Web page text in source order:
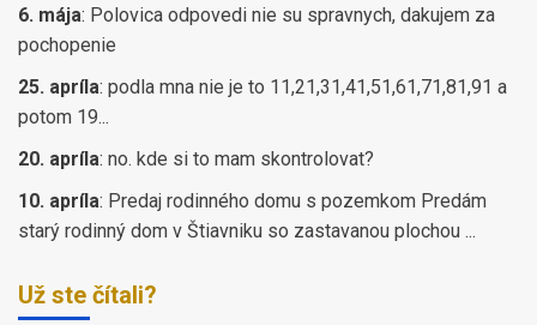
6. mája: Polovica odpovedi nie su spravnych, dakujem za
pochopenie
25. apríla: podla mna nie je to 11,21,31,41,51,61,71,81,91 a
potom 19...
20. apríla: no. kde si to mam skontrolovat?
10. apríla: Predaj rodinného domu s pozemkom Predám
starý rodinný dom v Štiavniku so zastavanou plochou ...
Už ste čítali?